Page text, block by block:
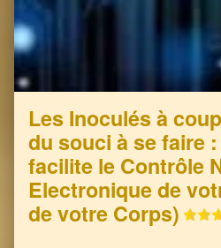
Les Inoculés à
du souci à se faire
facilite le Contrôle
Electronique de
de votre Corps)